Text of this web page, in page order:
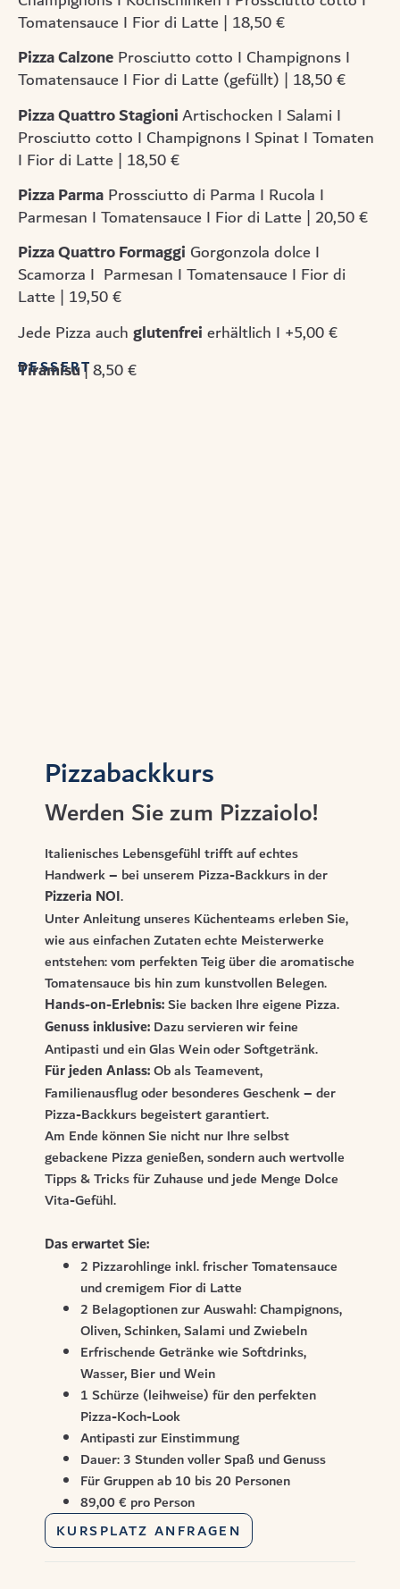
Tomatensauce I Fior di Latte | 18,50 €
Pizza CalzoneProsciutto cotto I Champignons I
Tomatensauce I Fior di Latte (gefüllt) | 18,50 €
Pizza Quattro StagioniArtischocken I Salami I
Prosciutto cotto I Champignons I Spinat I Tomaten
I Fior di Latte | 18,50 €
Pizza ParmaProssciutto di Parma I Rucola I
Parmesan I Tomatensauce I Fior di Latte | 20,50 €
Pizza Quattro Formaggi Gorgonzola dolce I
Scamorza I Parmesan I Tomatensauce I Fior di
Latte | 19,50 €
Jede Pizza auchglutenfreierhältlich I +5,00 €
DESSERT
Tiramisu| 8,50 €
Pizzabackkurs
Werden Sie zum Pizzaiolo!
Italienisches Lebensgefühl trifft auf echtes
Handwerk – bei unserem Pizza-Backkurs in der
Pizzeria NOI.
Unter Anleitung unseres Küchenteams erleben Sie,
wie aus einfachen Zutaten echte Meisterwerke
entstehen: vom perfekten Teig über die aromatische
Tomatensauce bis hin zum kunstvollen Belegen.
Hands-on-Erlebnis:Sie backen Ihre eigene Pizza.
Genuss inklusive:Dazu servieren wir feine
Antipasti und ein Glas Wein oder Softgetränk.
Für jeden Anlass:Ob als Teamevent,
Familienausflug oder besonderes Geschenk – der
Pizza-Backkurs begeistert garantiert.
Am Ende können Sie nicht nur Ihre selbst
gebackene Pizza genießen, sondern auch wertvolle
Tipps & Tricks für Zuhause und jede Menge Dolce
Vita-Gefühl.
Das erwartet Sie:
2 Pizzarohlinge inkl. frischer Tomatensauce
und cremigem Fior di Latte
2 Belagoptionen zur Auswahl: Champignons,
Oliven, Schinken, Salami und Zwiebeln
Erfrischende Getränke wie Softdrinks,
Wasser, Bier und Wein
1 Schürze (leihweise) für den perfekten
Pizza-Koch-Look
Antipasti zur Einstimmung
Dauer: 3 Stunden voller Spaß und Genuss
Für Gruppen ab 10 bis 20 Personen
89,00 € pro Person
KURSPLATZ ANFRAGEN